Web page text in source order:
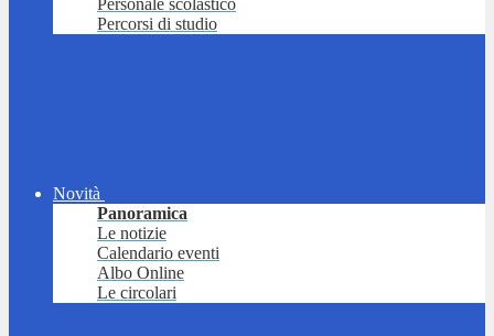
Personale scolastico
Percorsi di studio
Novità
Panoramica
Le notizie
Calendario eventi
Albo Online
Le circolari